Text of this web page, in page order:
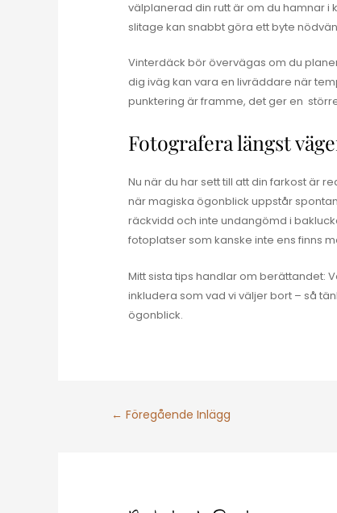
välplanerad din rutt är om du hamnar
slitage kan snabbt göra ett byte
Vinterdäck bör övervägas om du
dig iväg kan vara en livräddare när
punktering är framme, det ger en
Fotografera längst
Nu när du har sett till att din farkost är
när magiska ögonblick uppstår
räckvidd och inte undangömd i
fotoplatser som kanske inte ens finns
Mitt sista tips handlar om berättandet:
inkludera som vad vi väljer bort – så
ögonblick.
← Föregående Inlägg